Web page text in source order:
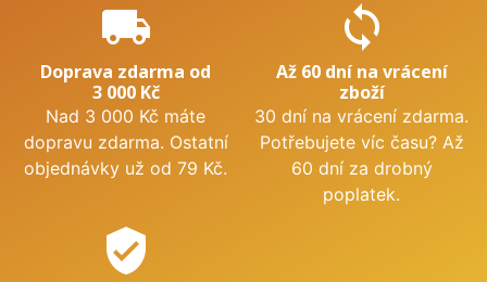
local_shipping
Doprava zdarma od
3 000 Kč
Nad 3 000 Kč máte
dopravu zdarma. Ostatní
objednávky už od 79 Kč.
sync
Až 60 dní na vrácení
zboží
30 dní na vrácení zdarma.
Potřebujete víc času? Až
60 dní za drobný
poplatek.
verified_user